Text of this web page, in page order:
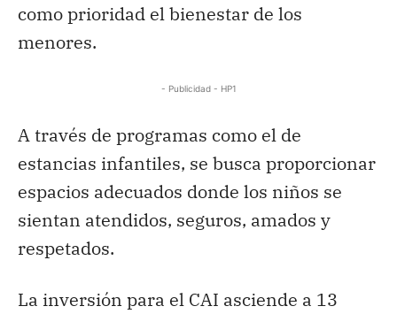
como prioridad el bienestar de los
menores.
- Publicidad - HP1
A través de programas como el de
estancias infantiles, se busca proporcionar
espacios adecuados donde los niños se
sientan atendidos, seguros, amados y
respetados.
La inversión para el CAI asciende a 13